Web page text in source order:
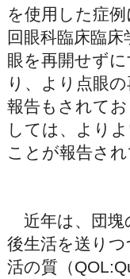
を使用した症
回眼科臨床臨
眼を再開せず
り、より点眼
報告もされて
しては、より
ことが報告され
近年は、団塊
後生活を送り
活の質（